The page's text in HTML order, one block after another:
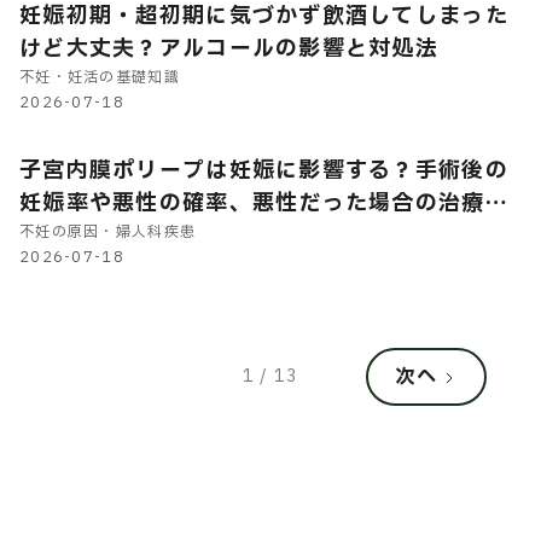
妊娠初期・超初期に気づかず飲酒してしまった
けど大丈夫？アルコールの影響と対処法
不妊・妊活の基礎知識
2026-07-18
子宮内膜ポリープは妊娠に影響する？手術後の
妊娠率や悪性の確率、悪性だった場合の治療に
ついて
不妊の原因・婦人科疾患
2026-07-18
1 / 13 次へ